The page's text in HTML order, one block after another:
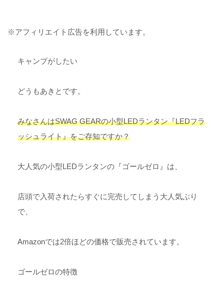
※アフィリエイト広告を利用しています。
キャンプがしたい
どうもあきとです。
みなさんはSWAG GEARの小型LEDランタン『LEDフラ
ッシュライト』をご存知ですか？
大人気の小型LEDランタンの『ゴールゼロ』は、
店頭で入荷されたらすぐに完売してしまう大人気ぶり
で、
Amazonでは2倍ほどの価格で販売されています。
ゴールゼロの特徴